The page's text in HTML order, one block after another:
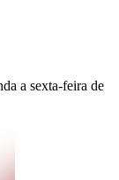
a sexta-feira de